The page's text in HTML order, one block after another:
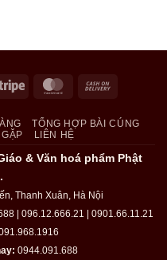
Stripe MasterCard
Delivery
TỔNG HỢP BÀI CÚNG
LIÊN HỆ
& Văn hoá phẩm Phật
Thanh Xuân, Hà Nội
| 096.12.666.21 | 0901.66.11.21
0944.091.688